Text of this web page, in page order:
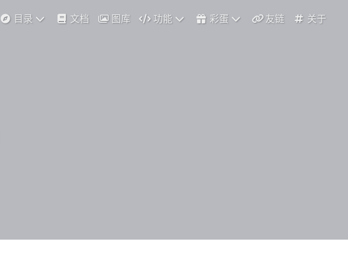
目录 文档 图库 功能 彩蛋 友链 关于